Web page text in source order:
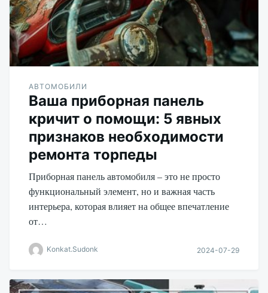
АВТОМОБИЛИ
Ваша приборная панель
кричит о помощи: 5 явных
признаков необходимости
ремонта торпеды
Приборная панель автомобиля – это не просто
функциональный элемент, но и важная часть
интерьера, которая влияет на общее впечатление
от…
Konkat.Sudonk 2024-07-29